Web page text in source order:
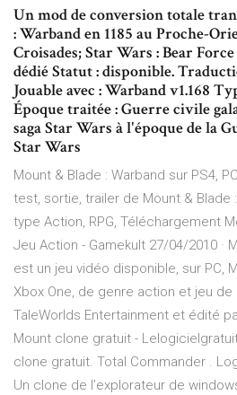
Un mod de conversion totale
: Warband en 1185 au Proche-
Croisades; Star Wars : Bear
dédié Statut : disponible.
Jouable avec : Warband v1.168
Époque traitée : Guerre civile
saga Star Wars à l'époque de la
Star Wars
Mount & Blade : Warband sur PS4,
test, sortie, trailer de Mount & Blade
type Action, RPG, Téléchargement
Jeu Action - Gamekult 27/04/2010 ·
est un jeu vidéo disponible, sur PC,
Xbox One, de genre action et jeu
TaleWorlds Entertainment et édité
Mount clone gratuit -
clone gratuit. Total Commander .
Un clone de l’explorateur de